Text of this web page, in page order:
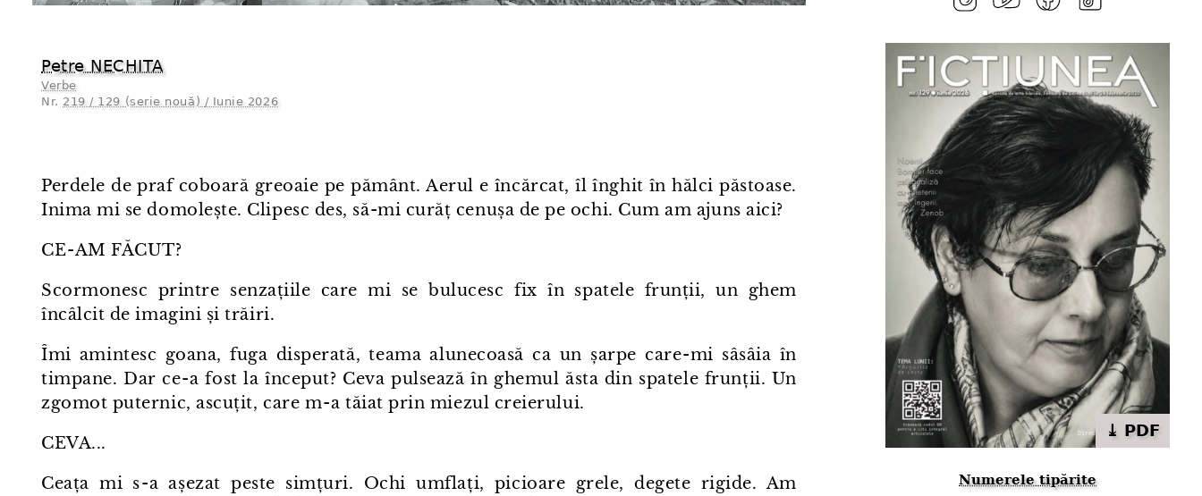
Petre NECHITA
Verbe
Nr. 219 / 129 (serie nouă) / Iunie 2026
Perdele de praf coboară greoaie pe pământ. Aerul e încărcat, îl înghit în hălci păstoase.
Inima mi se domolește. Clipesc des, să-mi curăț cenușa de pe ochi. Cum am ajuns aici?
CE⁠-⁠AM FĂCUT?
Scormonesc printre senzațiile care mi se bulucesc fix în spatele frunții, un ghem
încâlcit de imagini și trăiri.
Îmi amintesc goana, fuga disperată, teama alunecoasă ca un șarpe care⁠-⁠mi sâsâia în
timpane. Dar ce⁠-⁠a fost la început? Ceva pulsează în ghemul ăsta din spatele frunții. Un
zgomot puternic, ascuțit, care m⁠-⁠a tăiat prin miezul creierului.
CEVA...
Ceața mi s⁠-⁠a așezat peste simțuri. Ochi umflați, picioare grele, degete rigide. Am
⤓ PDF
Numerele tipărite